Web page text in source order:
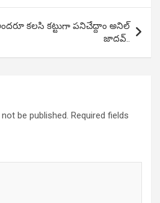
కలసి కట్టుగా పనిచేద్దాం అనిల్
జాదవ్..
be published. Required fields